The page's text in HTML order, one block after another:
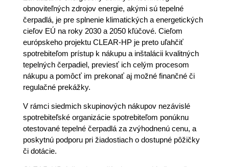
obnoviteľných zdrojov energie, akými sú tepelné
čerpadlá, je pre splnenie klimatických a energetických
cieľov EÚ na roky 2030 a 2050 kľúčové. Cieľom
európskeho projektu CLEAR-HP je preto uľahčiť
spotrebiteľom prístup k nákupu a inštalácii kvalitných
tepelných čerpadiel, previesť ich celým procesom
nákupu a pomôcť im prekonať aj možné finančné či
regulačné prekážky.
V rámci siedmich skupinových nákupov nezávislé
spotrebiteľské organizácie spotrebiteľom ponúknu
otestované tepelné čerpadlá za zvýhodnenú cenu, a
poskytnú podporu pri žiadostiach o dostupné pôžičky
či dotácie.